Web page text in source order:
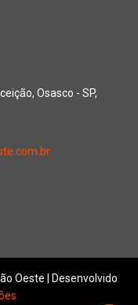
Osasco - SP,
Oeste | Desenvolvido